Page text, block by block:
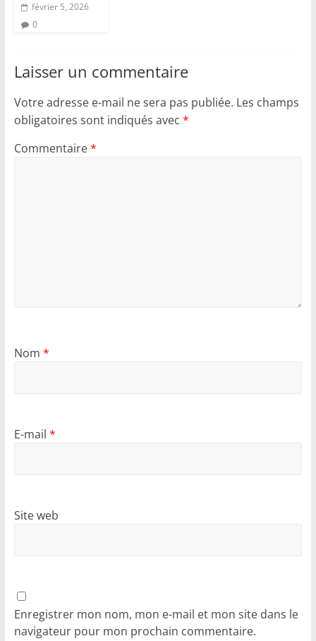
février 5, 2026
0
Laisser un commentaire
Votre adresse e-mail ne sera pas publiée. Les champs
obligatoires sont indiqués avec *
Commentaire*
Nom *
E-mail *
Site web
Enregistrer mon nom, mon e-mail et mon site dans le
navigateur pour mon prochain commentaire.